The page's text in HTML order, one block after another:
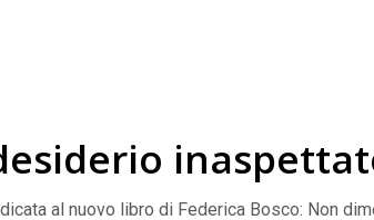
tutti i prodotti con il mio codice sconto: NATA15
e psicoterapeuta.
al nuovo libro di Federica Bosco: Non